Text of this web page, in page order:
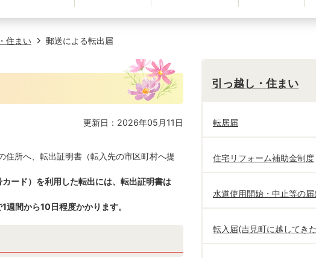
住まい 郵送による転出届
更新日：2026年05月11日
住所へ、転出証明書（転入先の市区町村へ提
ード）を利用した転出には、転出証明書は
間から10日程度かかります。
引っ越し・住まい
転居届
住宅リフォーム補助金制度
水道使用開始・中止等の
転入届(吉見町に越してき